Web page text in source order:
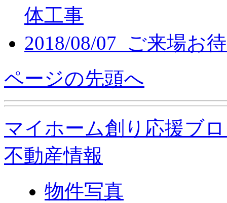
体工事
2018/08/07 ご来場お
ページの先頭へ
マイホーム創り応援ブ
不動産情報
物件写真